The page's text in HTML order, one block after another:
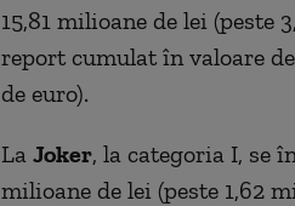
15,81 milioane de lei (peste
report cumulat în valoare
de euro).
La Joker, la categoria I, se
milioane de lei (peste 1,62